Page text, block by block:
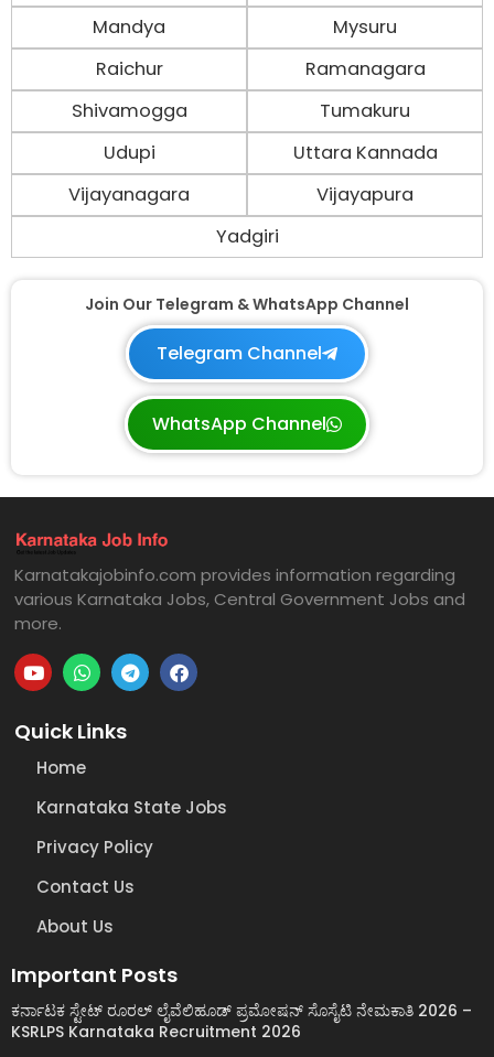
Mandya
Mysuru
Raichur
Ramanagara
Shivamogga
Tumakuru
Udupi
Uttara Kannada
Vijayanagara
Vijayapura
Yadgiri
Join Our Telegram & WhatsApp Channel
Telegram Channel
WhatsApp Channel
Karnatakajobinfo.com provides information regarding
various Karnataka Jobs, Central Government Jobs and
more.
Quick Links
Home
Karnataka State Jobs
Privacy Policy
Contact Us
About Us
Important Posts
ಕರ್ನಾಟಕ ಸ್ಟೇಟ್ ರೂರಲ್ ಲೈವೆಲಿಹೂಡ್ ಪ್ರಮೋಷನ್ ಸೊಸೈಟಿ ನೇಮಕಾತಿ 2026 –
KSRLPS Karnataka Recruitment 2026